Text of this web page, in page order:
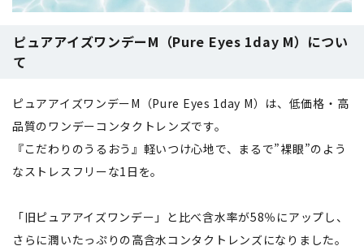
ピュアアイズワンデーM（Pure Eyes 1day M）につい
て
ピュアアイズワンデーM（Pure Eyes 1day M）は、低価格・高
品質のワンデーコンタクトレンズです。
『こだわりのうるおう』軽いつけ心地で、まるで”裸眼”のよう
なストレスフリーな1日を。
「旧ピュアアイズワンデー」と比べ含水率が58％にアップし、
さらに潤いたっぷりの高含水コンタクトレンズになりました。